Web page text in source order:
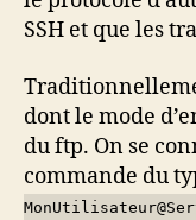
SSH et que les
dont le mode
du ftp. On se
commande du